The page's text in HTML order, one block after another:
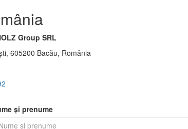
Group SRL
605200 Bacău, România
și prenume